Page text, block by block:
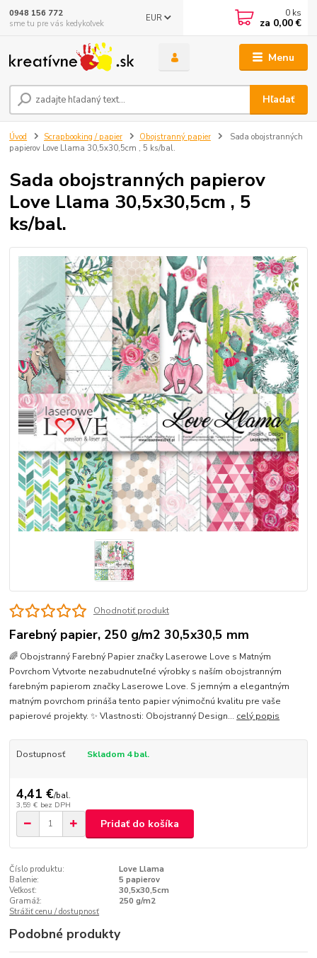
Menu
EUR
Hľadať
0948 156 772
sme tu pre vás kedykoľvek
0 ks
za 0,00 €
Úvod Scrapbooking / papier Obojstranný papier
Sada obojstranných
papierov Love Llama 30,5x30,5cm , 5 ks/bal.
Sada obojstranných papierov
Love Llama 30,5x30,5cm , 5
ks/bal.
Ohodnotiť produkt
Farebný papier, 250 g/m2 30,5x30,5 mm
🌈 Obojstranný Farebný Papier značky Laserowe Love s Matným
Povrchom Vytvorte nezabudnuteľné výrobky s naším obojstranným
farebným papierom značky Laserowe Love. S jemným a elegantným
matným povrchom prináša tento papier výnimočnú kvalitu pre vaše
papierové projekty. ✨ Vlastnosti: Obojstranný Design... celý popis
Dostupnosť Skladom 4 bal.
4,41 €/bal.
3,59 € bez DPH
Pridať do košíka
Číslo produktu:
Love Llama
Balenie:
5 papierov
Veľkosť:
30,5x30,5cm
Gramáž:
250 g/m2
Strážiť cenu / dostupnosť
Podobné produkty